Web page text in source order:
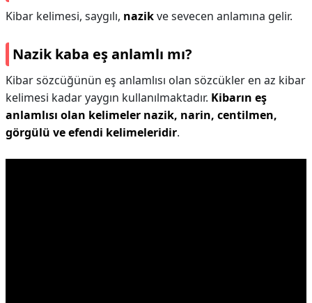
Kibar kelimesi, saygılı, nazikve sevecen anlamına gelir.
Nazik kaba eş anlamlı mı?
Kibar sözcüğünün eş anlamlısı olan sözcükler en az kibar
kelimesi kadar yaygın kullanılmaktadır. Kibarın eş
anlamlısı olan kelimeler nazik, narin, centilmen,
görgülü ve efendi kelimeleridir.